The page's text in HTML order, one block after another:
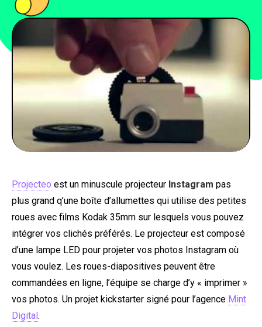
FOOD
BONS PLANS
SOUTENEZ KULTT
Projecteo est un minuscule projecteur Instagram pas
plus grand q’une boîte d’allumettes qui utilise des petites
roues avec films Kodak 35mm sur lesquels vous pouvez
intégrer vos clichés préférés. Le projecteur est composé
d’une lampe LED pour projeter vos photos Instagram où
vous voulez. Les roues-diapositives peuvent être
commandées en ligne, l’équipe se charge d’y « imprimer »
vos photos. Un projet kickstarter signé pour l’agence Mint
Digital.